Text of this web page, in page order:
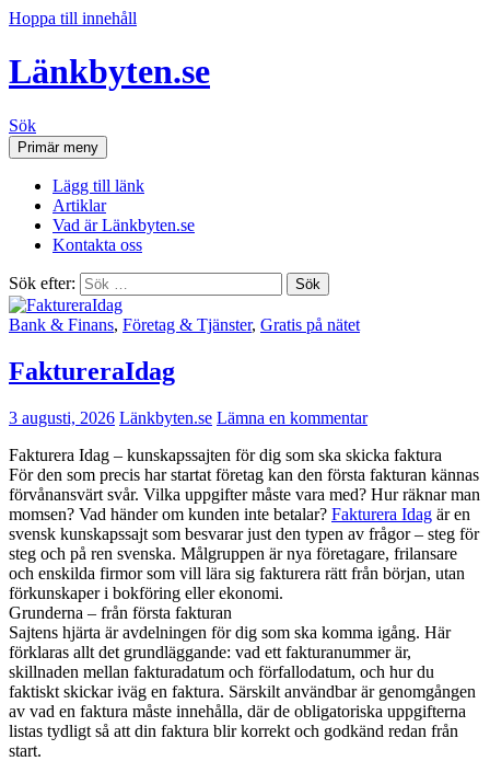
Hoppa till innehåll
Länkbyten.se
Sök
Primär meny
Lägg till länk
Artiklar
Vad är Länkbyten.se
Kontakta oss
Sök efter:
Bank & Finans, Företag & Tjänster, Gratis på nätet
FaktureraIdag
3 augusti, 2026 Länkbyten.se Lämna en kommentar
Fakturera Idag – kunskapssajten för dig som ska skicka faktura
För den som precis har startat företag kan den första fakturan kännas
förvånansvärt svår. Vilka uppgifter måste vara med? Hur räknar man
momsen? Vad händer om kunden inte betalar? Fakturera Idag är en
svensk kunskapssajt som besvarar just den typen av frågor – steg för
steg och på ren svenska. Målgruppen är nya företagare, frilansare
och enskilda firmor som vill lära sig fakturera rätt från början, utan
förkunskaper i bokföring eller ekonomi.
Grunderna – från första fakturan
Sajtens hjärta är avdelningen för dig som ska komma igång. Här
förklaras allt det grundläggande: vad ett fakturanummer är,
skillnaden mellan fakturadatum och förfallodatum, och hur du
faktiskt skickar iväg en faktura. Särskilt användbar är genomgången
av vad en faktura måste innehålla, där de obligatoriska uppgifterna
listas tydligt så att din faktura blir korrekt och godkänd redan från
start.